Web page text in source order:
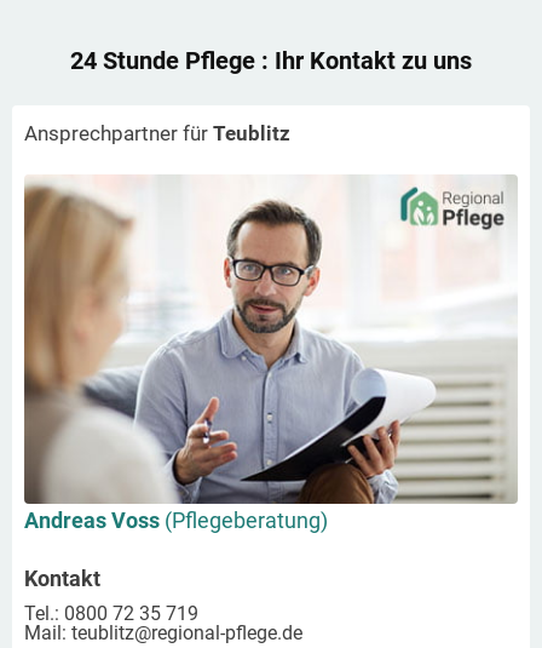
24 Stunde Pflege : Ihr Kontakt zu uns
Ansprechpartner für Teublitz
Andreas Voss (Pflegeberatung)
Kontakt
Tel.: 0800 72 35 719
Mail: teublitz@regional-pflege.de